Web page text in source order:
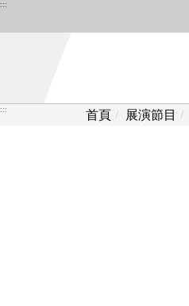
跳
到
容
:::
::: 首頁 展演節目